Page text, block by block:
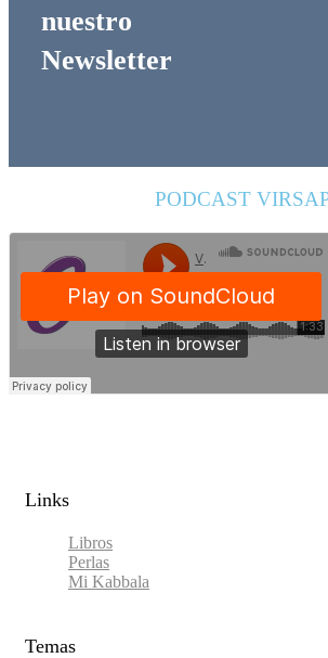
nuestro
Newsletter
PODCAST
Links​
Libros
Perlas
Mi Kabbala
Temas